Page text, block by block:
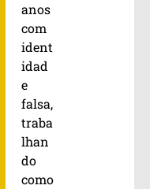
anos
com
ident
idad
e
falsa,
traba
lhan
do
como